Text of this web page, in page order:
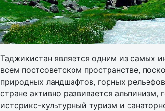
Таджикистан является одним из самых
всем постсоветском пространстве,
природных ландшафтов, горных
стране активно развивается альпинизм,
историко-культурный туризм и